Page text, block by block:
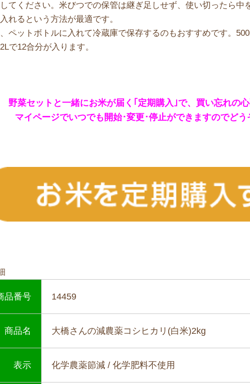
てください。米びつでの保管は継ぎ足しせず、使い切ったら中
れるという方法が最適です。
ペットボトルに入れて冷蔵庫で保存するのもおすすめです。
で12合分が入ります。
野菜セットと一緒にお米が届く｢定期購入｣で、買い忘れの
マイページでいつでも開始･変更･停止ができますのでどう
品番号 14459
商品名 大橋さんの減農薬コシヒカリ(白米)2kg
表示 化学農薬節減 / 化学肥料不使用